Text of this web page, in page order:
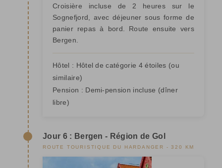
Croisière incluse de 2 heures sur le
Sognefjord, avec déjeuner sous forme de
panier repas à bord. Route ensuite vers
Bergen.
Hôtel : Hôtel de catégorie 4 étoiles (ou
similaire)
Pension : Demi-pension incluse (dîner
libre)
Jour 6 : Bergen - Région de Gol
ROUTE TOURISTIQUE DU HARDANGER - 320 KM